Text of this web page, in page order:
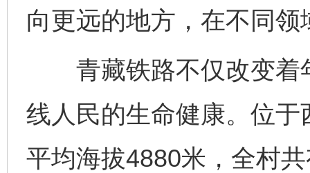
向更远的地方，在不同
青藏铁路不仅改变着
线人民的生命健康。位
平均海拔4880米，全村